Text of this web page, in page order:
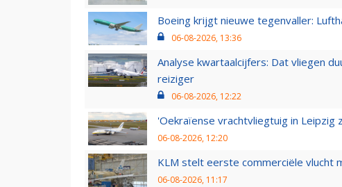
Boeing krijgt nieuwe tegenvaller:
06-08-2026, 13:36
Analyse kwartaalcijfers: Dat vliegen
reiziger
06-08-2026, 12:22
'Oekraïense vrachtvliegtuig in Leipzig
06-08-2026, 12:20
KLM stelt eerste commerciële vlucht
06-08-2026, 11:17